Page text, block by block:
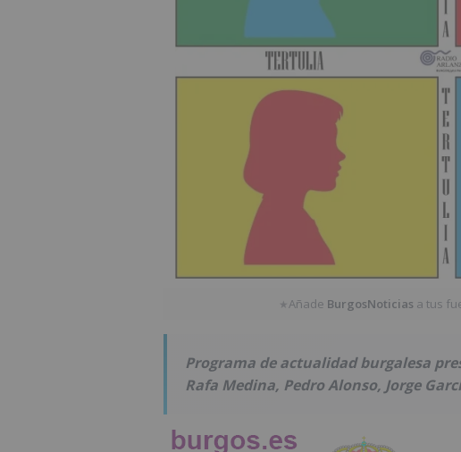
★Añade BurgosNoticias a tus
Programa de actualidad burgalesa
Rafa Medina, Pedro Alonso, Jorge